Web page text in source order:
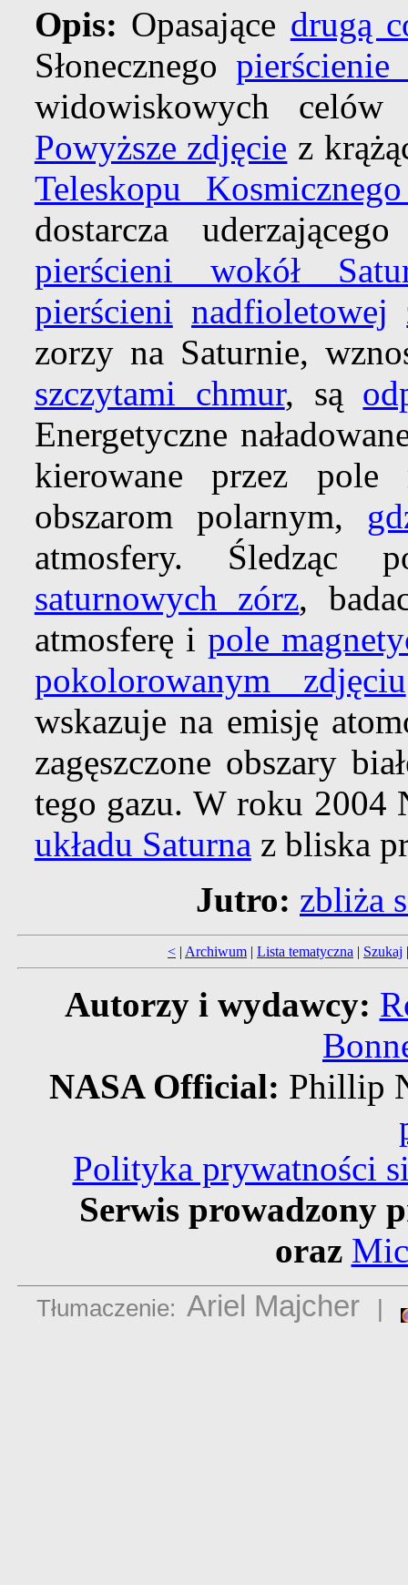
Opis: Opasające drugą
Słonecznegopierścienie
widowiskowych celów
Powyższe zdjęcie z
Teleskopu
dostarcza
pierścieni wokół
pierścieni nadfioletowej
zorzy na Saturnie,
szczytami chmur, są
Energetyczne
kierowane przez pole
obszarom polarnym,
atmosfery. Śledząc
saturnowych zórz,
atmosferę ipole
pokolorowanym zdjęciu
wskazuje na emisję
zagęszczone obszary
tego gazu. W roku 2004
układu Saturna z bliska
Jutro: zbliża
< | Archiwum | Lista tematyczna | Szukaj
Autorzy i wydawcy:
NASA Official: Phillip
Polityka prywatności
Serwis prowadzony
oraz
Tłumaczenie: Ariel Majcher |